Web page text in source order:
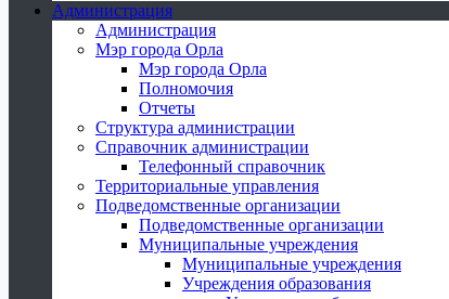
Администрация
Администрация
Мэр города Орла
Мэр города Орла
Полномочия
Отчеты
Структура администрации
Справочник администрации
Телефонный справочник
Территориальные управления
Подведомственные организации
Подведомственные организации
Муниципальные учреждения
Муниципальные учреждения
Учреждения образования